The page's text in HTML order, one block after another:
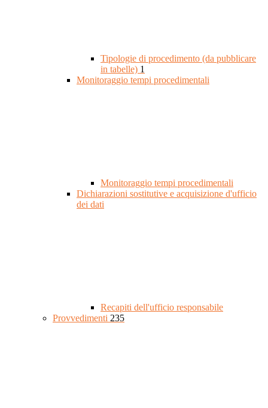
Tipologie di procedimento (da pubblicare
in tabelle) 1
Monitoraggio tempi procedimentali
Monitoraggio tempi procedimentali
Dichiarazioni sostitutive e acquisizione d'ufficio
dei dati
Recapiti dell'ufficio responsabile
Provvedimenti 235